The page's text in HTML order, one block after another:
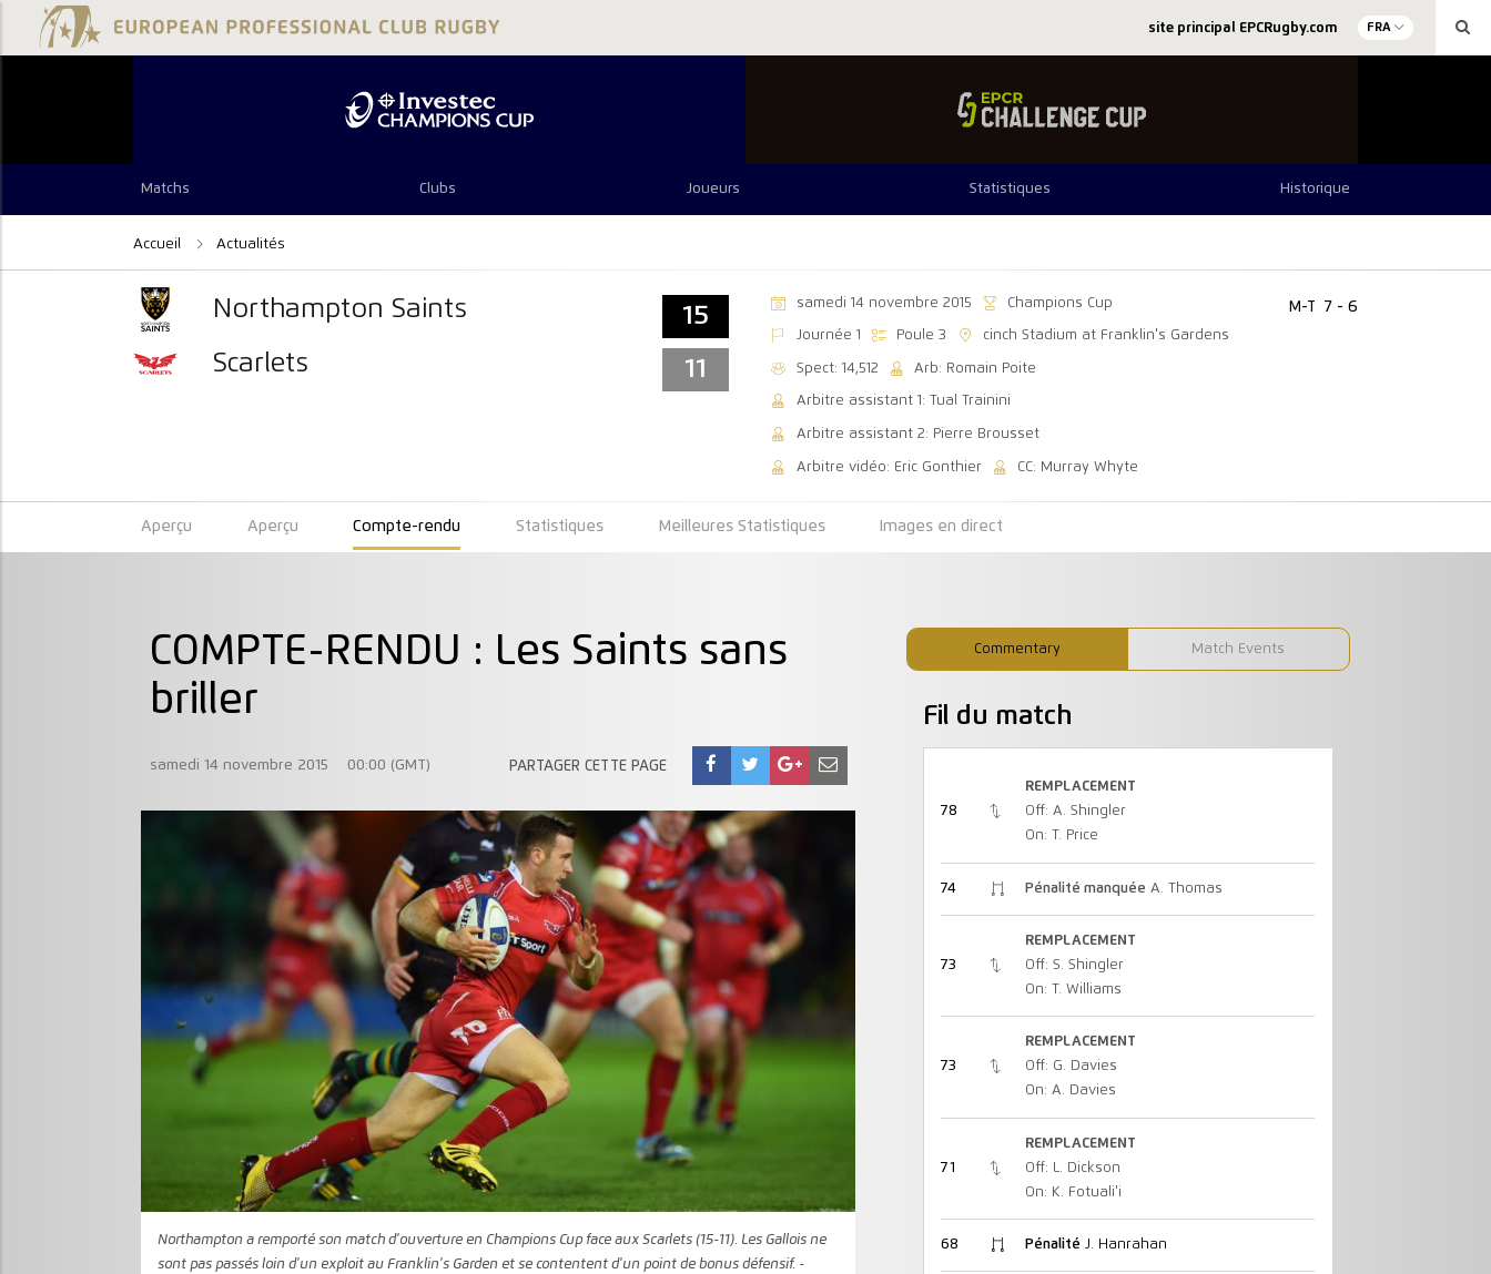
site principal EPCRugby.com FRA
Matchs Clubs Joueurs Statistiques Historique
Accueil Actualités
Northampton Saints
Scarlets
15
11
samedi 14 novembre 2015 Champions Cup
Journée 1 Poule 3 cinch Stadium at Franklin's Gardens
Spect: 14,512 Arb: Romain Poite
Arbitre assistant 1: Tual Trainini
Arbitre assistant 2: Pierre Brousset
Arbitre vidéo: Eric Gonthier CC: Murray Whyte
M-T 7 - 6
Aperçu Aperçu Compte-rendu Statistiques Meilleures Statistiques Images en direct
Commentary Match Events
COMPTE-RENDU : Les Saints sans
briller
samedi 14 novembre 2015 00:00 (GMT) PARTAGER CETTE PAGE
Northampton a remporté son match d'ouverture en Champions Cup face aux Scarlets (15-11). Les Gallois ne
sont pas passés loin d'un exploit au Franklin's Garden et se contentent d'un point de bonus défensif. -
Fil du match
78
REMPLACEMENT
Off: A. Shingler
On: T. Price
74 Pénalité manquée A. Thomas
73
REMPLACEMENT
Off: S. Shingler
On: T. Williams
73
REMPLACEMENT
Off: G. Davies
On: A. Davies
71
REMPLACEMENT
Off: L. Dickson
On: K. Fotuali'i
68 Pénalité J. Hanrahan